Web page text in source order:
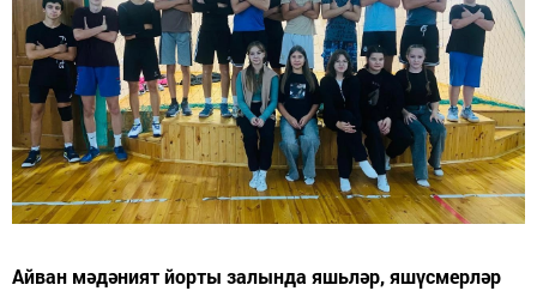
Айван мәдәният йорты залында яшьләр, яшүсмерләр